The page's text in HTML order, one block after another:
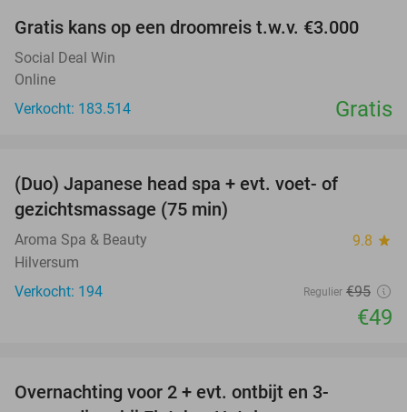
Gratis kans op een droomreis t.w.v. €3.000
Social Deal Win
Online
Verkocht: 183.514
Gratis
(Duo) Japanese head spa + evt. voet- of
gezichtsmassage (75 min)
Aroma Spa & Beauty 9.8 star
Hilversum
Verkocht: 194
Regulier €95
€49
Overnachting voor 2 + evt. ontbijt en 3-